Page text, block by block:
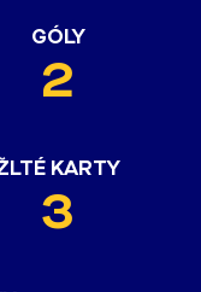
GÓLY
2
KARTY
3